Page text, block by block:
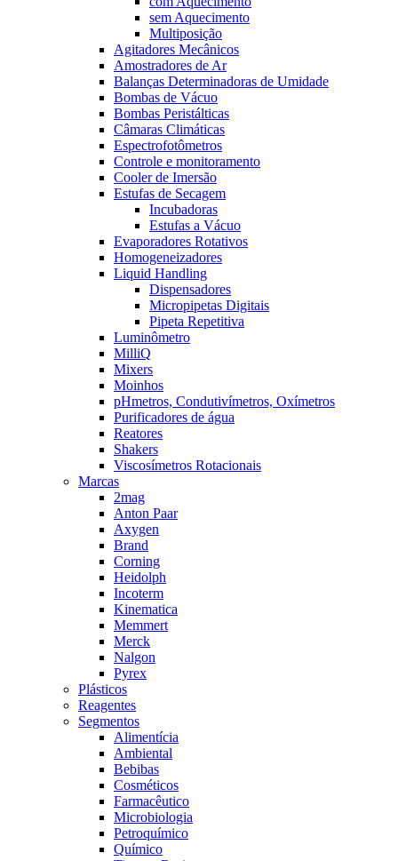
sem Aquecimento
Multiposição
Agitadores Mecânicos
Amostradores de Ar
Balanças Determinadoras de Umidade
Bombas de Vácuo
Bombas Peristálticas
Câmaras Climáticas
Espectrofotômetros
Controle e monitoramento
Cooler de Imersão
Estufas de Secagem
Incubadoras
Estufas a Vácuo
Evaporadores Rotativos
Homogeneizadores
Liquid Handling
Dispensadores
Micropipetas Digitais
Pipeta Repetitiva
Luminômetro
MilliQ
Mixers
Moinhos
pHmetros, Condutivímetros, Oxímetros
Purificadores de água
Reatores
Shakers
Viscosímetros Rotacionais
Marcas
2mag
Anton Paar
Axygen
Brand
Corning
Heidolph
Incoterm
Kinematica
Memmert
Merck
Nalgon
Pyrex
Plásticos
Reagentes
Segmentos
Alimentícia
Ambiental
Bebibas
Cosméticos
Farmacêutico
Microbiologia
Petroquímico
Químico